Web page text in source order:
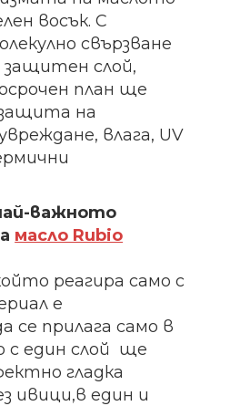
восък. С
свързване
защитен слой,
план ще
на
влага, UV
важното
масло Rubio
реагира само с
е
се прилага само в
с един слой ще
гладка
ивици,в един и